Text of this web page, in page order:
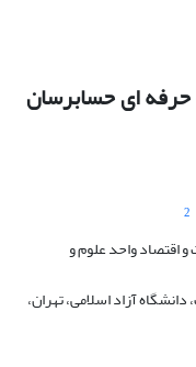
حرفه ای حسابرسان
2
اقتصاد واحد علوم و
آزاد اسلامی، تهران،